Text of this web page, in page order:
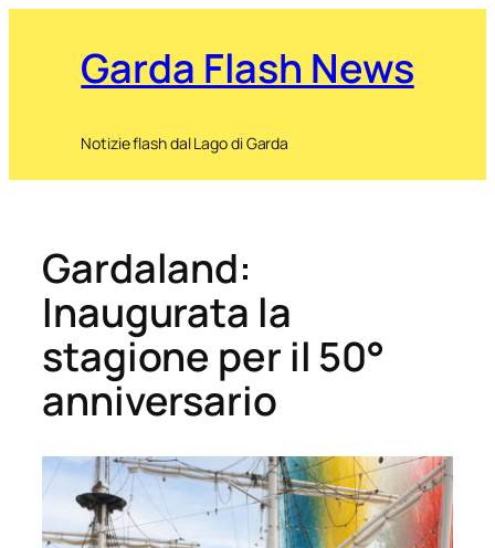
Garda Flash News
Notizie flash dal Lago di Garda
Gardaland:
Inaugurata la
stagione per il 50°
anniversario